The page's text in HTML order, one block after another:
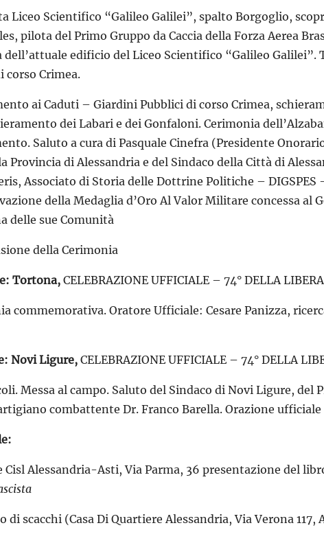
Liceo Scientifico “Galileo Galilei”, spalto Borgoglio,
pilota del Primo Gruppo da Caccia della Forza Aerea
edificio del Liceo Scientifico “Galileo
corso Crimea.
ai Caduti – Giardini Pubblici di corso Crimea,
dei Labari e dei Gonfaloni. Cerimonia
Saluto a cura di Pasquale Cinefra (Presidente
Provincia di Alessandria e del Sindaco della Città di
Associato di Storia delle Dottrine Politiche – DIGSPES
della Medaglia d’Oro Al Valor Militare concessa al
delle sue Comunità
della Cerimonia
Tortona,CELEBRAZIONE UFFICIALE – 74° DELLA
commemorativa. Oratore Ufficiale: Cesare Panizza,
Novi Ligure,CELEBRAZIONE UFFICIALE – 74° DELLA
Messa al campo. Saluto del Sindaco di Novi Ligure,
combattente Dr. Franco Barella. Orazione
Cisl Alessandria-Asti, Via Parma, 36 presentazione del
di scacchi (Casa Di Quartiere Alessandria, Via Verona 117,